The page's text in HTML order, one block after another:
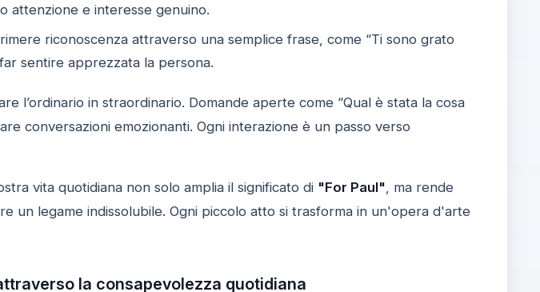
attenzione e interesse genuino.
riconoscenza attraverso una semplice frase, come “Ti sono grato
sentire apprezzata la persona.
l’ordinario in straordinario. Domande aperte come “Qual è stata la cosa
conversazioni emozionanti. Ogni interazione è un passo verso
vita quotidiana non solo amplia il significato di "For Paul" , ma rende
un legame indissolubile. Ogni piccolo atto si trasforma in un'opera d'arte
la consapevolezza quotidiana